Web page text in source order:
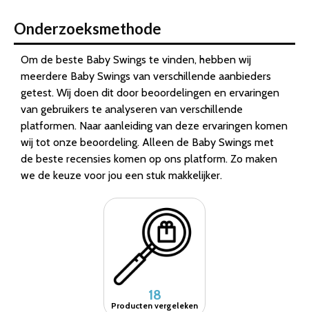
Onderzoeksmethode
Om de beste Baby Swings te vinden, hebben wij
meerdere Baby Swings van verschillende aanbieders
getest. Wij doen dit door beoordelingen en ervaringen
van gebruikers te analyseren van verschillende
platformen. Naar aanleiding van deze ervaringen komen
wij tot onze beoordeling. Alleen de Baby Swings met
de beste recensies komen op ons platform. Zo maken
we de keuze voor jou een stuk makkelijker.
18
Producten vergeleken